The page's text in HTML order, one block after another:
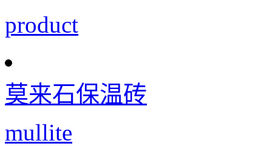
product
莫来石保温砖
mullite